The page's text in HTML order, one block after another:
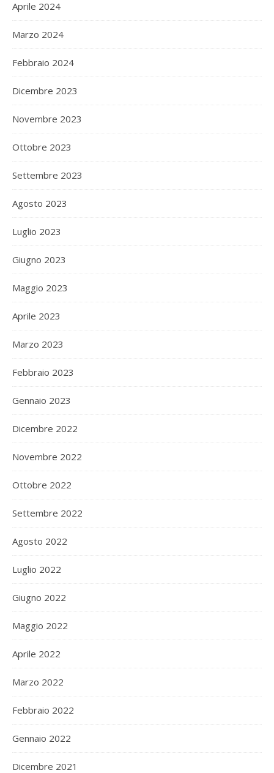
Aprile 2024
Marzo 2024
Febbraio 2024
Dicembre 2023
Novembre 2023
Ottobre 2023
Settembre 2023
Agosto 2023
Luglio 2023
Giugno 2023
Maggio 2023
Aprile 2023
Marzo 2023
Febbraio 2023
Gennaio 2023
Dicembre 2022
Novembre 2022
Ottobre 2022
Settembre 2022
Agosto 2022
Luglio 2022
Giugno 2022
Maggio 2022
Aprile 2022
Marzo 2022
Febbraio 2022
Gennaio 2022
Dicembre 2021